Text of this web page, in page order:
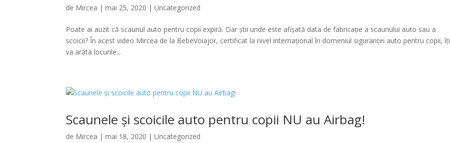
de Mircea |mai 25, 2020 |Uncategorized
Poate ai auzit că scaunul auto pentru copii expiră. Dar știi unde este afișată data de fabricație a scaunului auto sau a
scoicii? În acest video Mircea de la BebeVoiajor, certificat la nivel internațional în domeniul siguranței auto pentru copii, îți
va arăta locurile...
Scaunele și scoicile auto pentru copii NU au Airbag!
de Mircea |mai 18, 2020 |Uncategorized